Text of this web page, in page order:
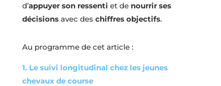
d’appuyer son ressenti et de nourrir ses
décisionsavec des chiffres objectifs.
Au programme de cet article :
1. Le suivi longitudinal chez les jeunes
chevaux de course